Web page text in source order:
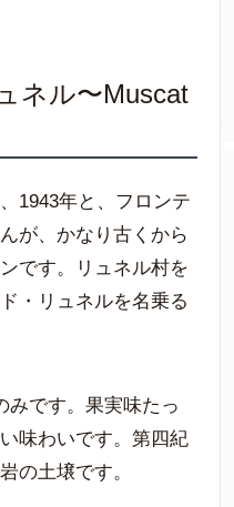
ネル〜Muscat
1943年と、フロンテ
が、かなり古くから
です。リュネル村を
・リュネルを名乗る
みです。果実味たっ
味わいです。第四紀
の土壌です。